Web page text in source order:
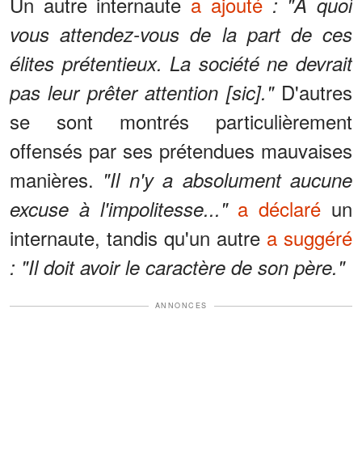
vous attendez-vous de la part de ces
élites prétentieux. La société ne devrait
pas leur prêter attention [sic]."D'autres
se sont montrés particulièrement
offensés par ses prétendues mauvaises
manières. "Il n'y a absolument aucune
excuse à l'impolitesse..." a déclaré un
internaute, tandis qu'un autre a suggéré
: "Il doit avoir le caractère de son père."
ANNONCES